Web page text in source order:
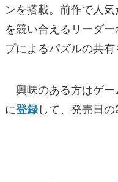
ンを搭載。前作で人
を競い合えるリーダ
プによるパズルの共有
興味のある方はゲー
に登録して、発売日の